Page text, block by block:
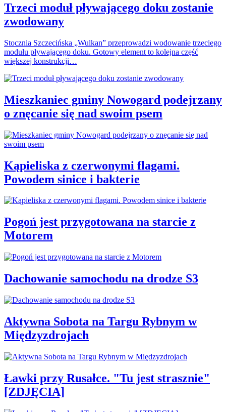
Trzeci moduł pływającego doku zostanie
zwodowany
Stocznia Szczecińska „Wulkan” przeprowadzi wodowanie trzeciego
modułu pływającego doku. Gotowy element to kolejna część
większej konstrukcji…
Mieszkaniec gminy Nowogard podejrzany
o znęcanie się nad swoim psem
Kąpieliska z czerwonymi flagami.
Powodem sinice i bakterie
Pogoń jest przygotowana na starcie z
Motorem
Dachowanie samochodu na drodze S3
Aktywna Sobota na Targu Rybnym w
Międzyzdrojach
Ławki przy Rusałce. "Tu jest strasznie"
[ZDJĘCIA]